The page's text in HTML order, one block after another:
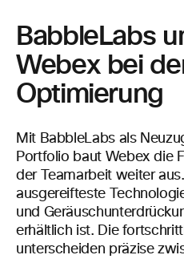
BabbleLabs
Webex bei
Optimierung
Mit BabbleLabs als
Portfolio baut Webex die
der Teamarbeit weiter
ausgereifteste
und
erhältlich ist. Die
unterscheiden präzise